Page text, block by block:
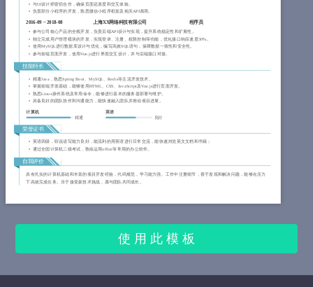
与UI设计师密切合作，确保页面还原度和交互体验。
负责部分小程序的开发，熟悉微信小程序框架及相关API调用。
2016-09 ~2018-08 上海XX网络科技有限公司
程序员
参与公司核心产品的全栈开发，负责后端API设计与实现，提升系统稳定性和扩展性。
独立完成用户管理模块的开发，实现登录、注册、权限控制等功能，优化接口响应速度30%。
使用MySQL进行数据库设计与优化，编写高效SQL语句，保障数据一致性和安全性。
参与前端页面开发，使用Vue.js进行界面交互设计，并与后端接口对接。
技能特长
精通Java，熟悉Spring Boot、MySQL、Redis等主流开发技术。
掌握前端开发基础，能够使用HTML、CSS、JavaScript及Vue.js进行页面开发。
熟悉Linux操作系统及常用命令，能够进行基本的服务器部署与维护。
具备良好的团队协作和沟通能力，能快速融入团队并推动项目进展。
计算机
精通
英语
良好
荣誉证书
英语四级，听说读写能力良好，能流利的用英语进行日常交流，能快速浏览英文文档和书籍；
通过全国计算机二级考试，熟练运用office等常用的办公软件。
自我评价
具有扎实的计算机基础和丰富的项目开发经验，代码规范，学习能力强。工作中注重细节，善于发现和解决问题，能够在压力
下高效完成任务。乐于接受新技术挑战，愿与团队共同成长。
使 用 此 模 板